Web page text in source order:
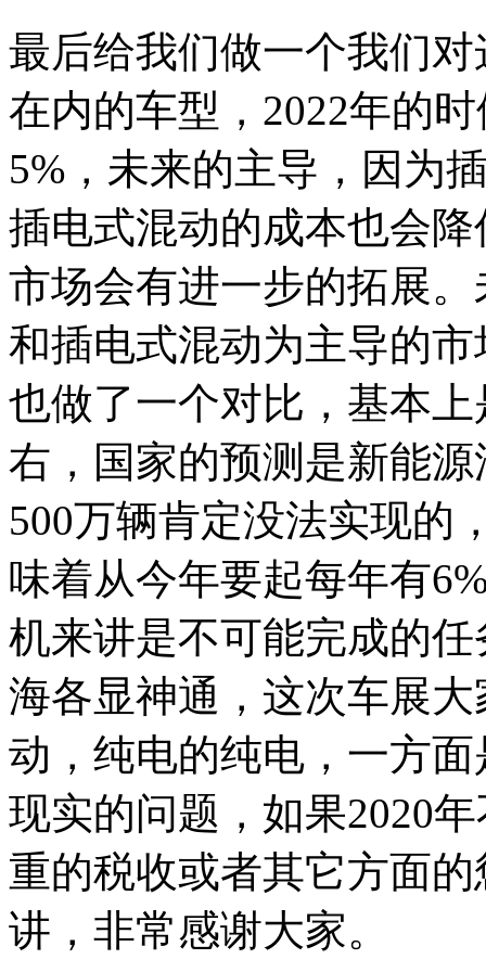
最后给我们做一个我们
在内的车型，2022年的
5%，未来的主导，因为
插电式混动的成本也会
市场会有进一步的拓展
和插电式混动为主导的
也做了一个对比，基本
右，国家的预测是新能
500万辆肯定没法实现的
味着从今年要起每年有
机来讲是不可能完成的
海各显神通，这次车展
动，纯电的纯电，一方
现实的问题，如果2020
重的税收或者其它方面
讲，非常感谢大家。